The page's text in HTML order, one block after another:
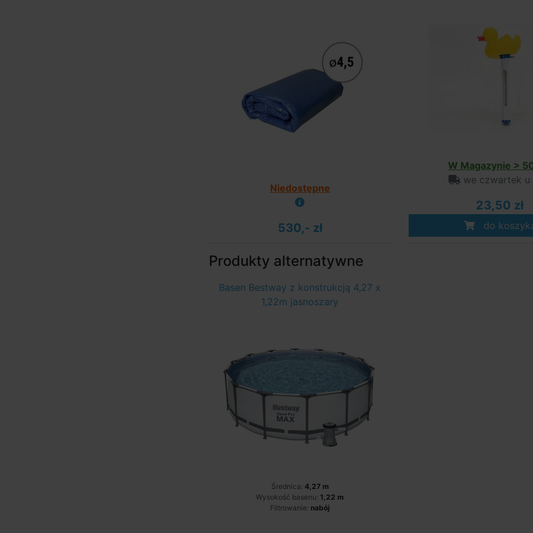
Niedostępne
530,- zł
W Magazynie >
we czwartek u
23,50 zł
do
Produkty alternatywne
Basen Bestway z konstrukcją 4,27 x
1,22m jasnoszary
Średnica: 4,27 m
Wysokość basenu: 1,22 m
Filtrowanie: nabój